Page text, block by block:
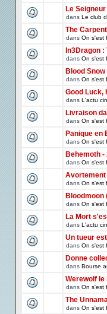
Le
dans Le club
The
dans On s'est
In3Dragon
dans On s'est
Blood
dans On s'est
Good Luck,
dans L'actu
Livraison
dans On s'est
Panique en
dans On s'est
Behemoth -
dans On s'est
Avortement
dans On s'est
Bloodmoon
dans On s'est
La Mort
dans L'actu
Un tueur
dans On s'est
Donne
dans Bourse
Werewolf le
dans On s'est
The
dans On s'est